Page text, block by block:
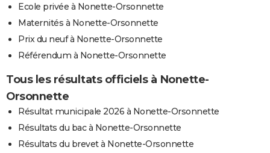
Ecole privée à Nonette-Orsonnette
Maternités à Nonette-Orsonnette
Prix du neuf à Nonette-Orsonnette
Référendum à Nonette-Orsonnette
Tous les résultats officiels à Nonette-
Orsonnette
Résultat municipale 2026 à Nonette-Orsonnette
Résultats du bac à Nonette-Orsonnette
Résultats du brevet à Nonette-Orsonnette